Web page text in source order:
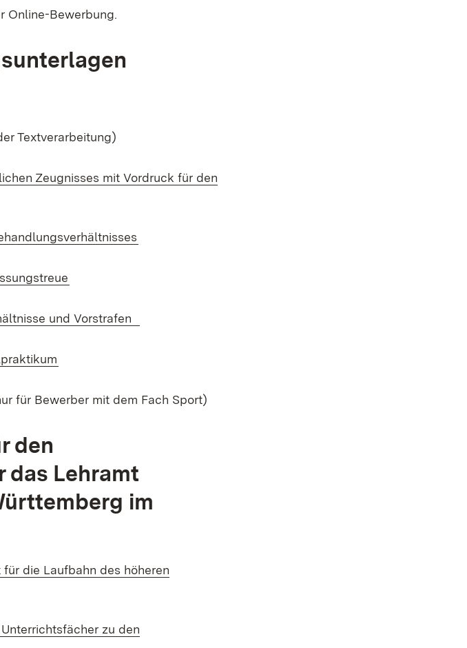
Online-Bewerbung.
Fenster)
Textverarbeitung)
Zeugnisses mit Vordruck für den
und Vorstrafen
in neuem Fenster)
für Bewerber mit dem Fach Sport)
den
das Lehramt
im
die Laufbahn des höheren
zu den